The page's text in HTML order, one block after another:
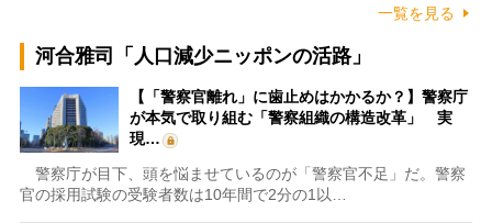
一覧を見る
河合雅司「人口減少ニッポンの活路」
【「警察官離れ」に歯止めはかかるか？】警察庁
が本気で取り組む「警察組織の構造改革」 実
現…
警察庁が目下、頭を悩ませているのが「警察官不足」だ。警察
官の採用試験の受験者数は10年間で2分の1以…